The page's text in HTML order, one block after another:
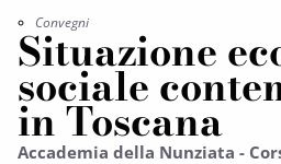
Convegni
Situazione
sociale
in Toscana
Accademia della Nunziata -